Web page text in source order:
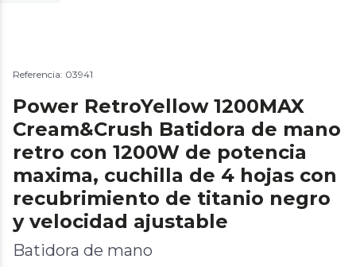
Referencia: 03941
Power RetroYellow 1200MAX
Cream&Crush Batidora de mano
retro con 1200W de potencia
maxima, cuchilla de 4 hojas con
recubrimiento de titanio negro
y velocidad ajustable
Batidora de mano